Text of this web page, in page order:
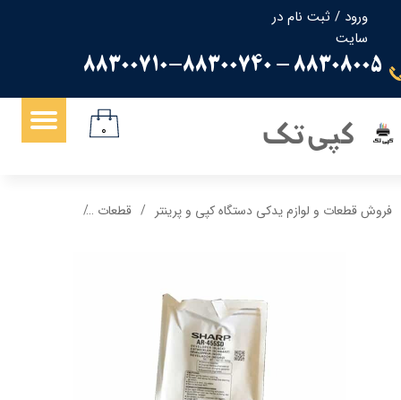
ورود / ثبت نام در
سایت
حساب کاربری من
تغییر گذر واژه
سفارشات
88308005 - 88300710-88300740
کپی تک ۰
فروش قطعات و لوازم یدکی دستگاه کپی و پرینتر قطعات